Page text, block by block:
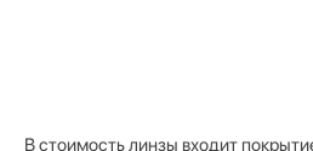
В стоимость линзы входит